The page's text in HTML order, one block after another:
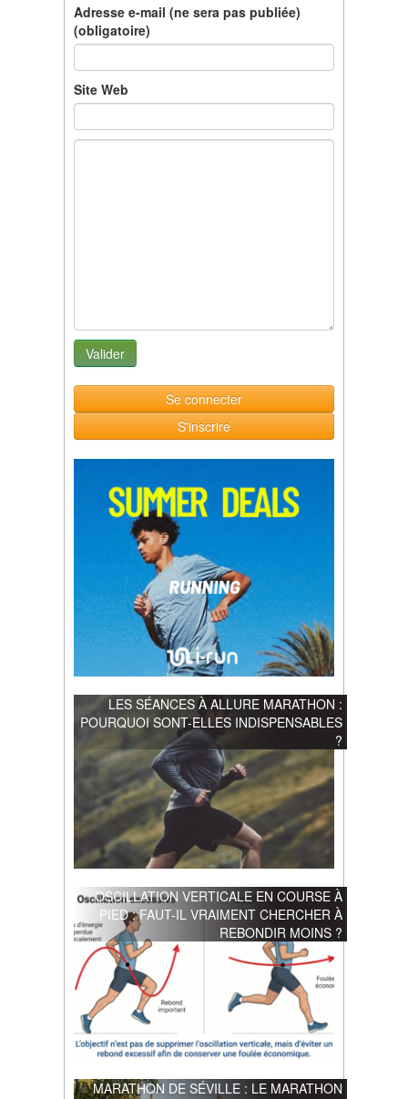
Adresse e-mail (ne sera pas publiée)
(obligatoire)
Site Web
Se connecter
S'inscrire
LES SÉANCES À ALLURE MARATHON :
POURQUOI SONT-ELLES INDISPENSABLES
?
OSCILLATION VERTICALE EN COURSE À
PIED : FAUT-IL VRAIMENT CHERCHER À
REBONDIR MOINS ?
MARATHON DE SÉVILLE : LE MARATHON